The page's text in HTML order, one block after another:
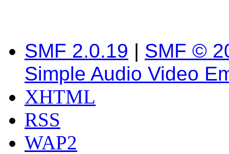
SMF 2.0.19 | SMF ©
Simple Audio Video
XHTML
RSS
WAP2